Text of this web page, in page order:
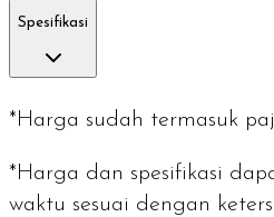
Spesifikasi
*Harga sudah termasuk
*Harga dan spesifikasi
waktu sesuai dengan